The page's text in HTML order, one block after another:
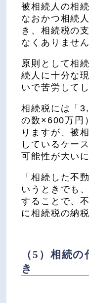
被相続人の相
なおかつ相続
き、相続税の
なくありません
原則として相
続人に十分な
いで苦労して
相続税には「
の数×600万円
りますが、被
しているケー
可能性が大い
「相続した不
いうときでも
することで、
に相続税の納
（5）相続
き